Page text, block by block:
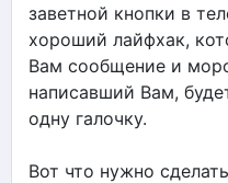
заветной кнопки в
хороший лайфхак,
Вам сообщение и
написавший Вам,
одну галочку.
Вот что нужно